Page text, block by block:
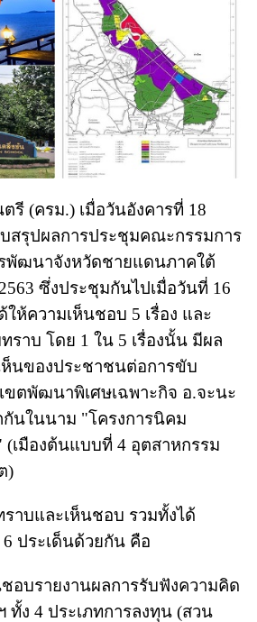
(ครม.) เมื่อวันอังคารที่ 18
สรุปผลการประชุมคณะกรรมการ
พัฒนาจังหวัดชายแดนภาคใต้
ซึ่งประชุมกันไปเมื่อวันที่ 16
ห้ความเห็นชอบ 5 เรื่อง และ
ราบ โดย 1 ใน 5 เรื่องนั้น มีผล
ห็นของประชาชนต่อการขับ
ขตพัฒนาพิเศษเฉพาะกิจ อ.จะนะ
นในนาม "โครงการนิคม
(เมืองต้นแบบที่ 4 อุตสาหกรรม
)
าบและเห็นชอบ รวมทั้งได้
ประเด็นด้วยกัน คือ
อบรายงานผลการรับฟังความคิด
ทั้ง 4 ประเภทการลงทุน (สวน